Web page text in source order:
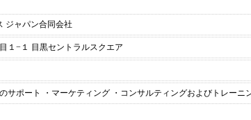
ジャパン合同会社
１−１ 目黒セントラルスクエア
サポート ・マーケティング ・コンサルティングおよびトレーニ